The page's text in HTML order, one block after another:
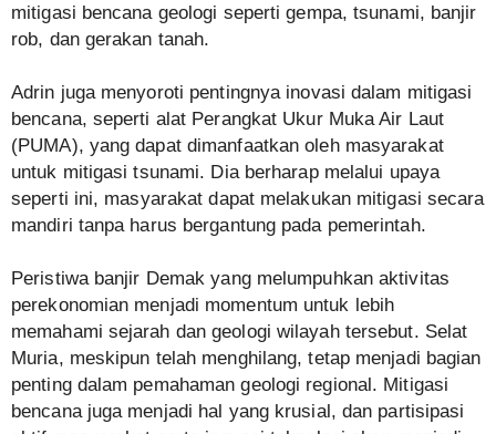
mitigasi bencana geologi seperti gempa, tsunami, banjir
rob, dan gerakan tanah.
Adrin juga menyoroti pentingnya inovasi dalam mitigasi
bencana, seperti alat Perangkat Ukur Muka Air Laut
(PUMA), yang dapat dimanfaatkan oleh masyarakat
untuk mitigasi tsunami. Dia berharap melalui upaya
seperti ini, masyarakat dapat melakukan mitigasi secara
mandiri tanpa harus bergantung pada pemerintah.
Peristiwa banjir Demak yang melumpuhkan aktivitas
perekonomian menjadi momentum untuk lebih
memahami sejarah dan geologi wilayah tersebut. Selat
Muria, meskipun telah menghilang, tetap menjadi bagian
penting dalam pemahaman geologi regional. Mitigasi
bencana juga menjadi hal yang krusial, dan partisipasi